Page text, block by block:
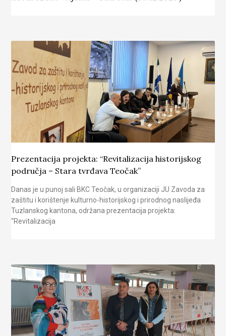
Prezentacija projekta: “Revitalizacija historijskog
područja – Stara tvrđava Teočak”
Danas je u punoj sali BKC Teočak, u organizaciji JU Zavoda za
zaštitu i korištenje kulturno-historijskog i prirodnog naslijeđa
Tuzlanskog kantona, održana prezentacija projekta:
“Revitalizacija